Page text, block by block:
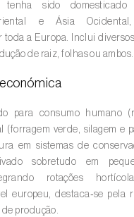
domestica L.)
(Prunus dulcis)
Arachis hypogaea
glutinosa)
spp.)
( Ananas
spp.)
tenha sido
e Ásia Ocidental,
toda a Europa. Inclui
de raiz, folhas ou ambos.
para consumo humano
(forragem verde, silagem e
em sistemas de
sobretudo em
rotações
europeu, destaca‑se pela
produção.